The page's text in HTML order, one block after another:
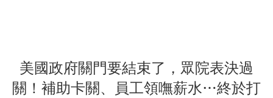
美國政府關門要結束了，眾院表決過
關！補助卡關、員工領嘸薪水…終於打